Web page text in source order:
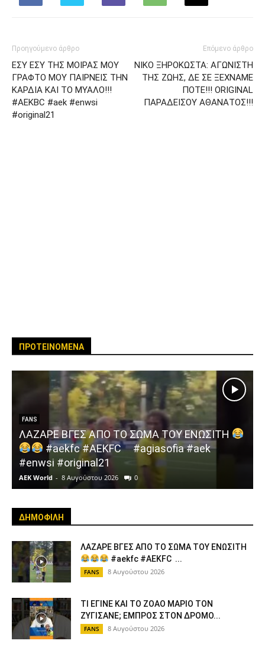
Προηγούμενο άρθρο
ΕΣΥ ΕΣΥ ΤΗΣ ΜΟΙΡΑΣ ΜΟΥ
ΓΡΑΦΤΟ ΜΟΥ ΠΑΙΡΝΕΙΣ ΤΗΝ
ΚΑΡΔΙΑ ΚΑΙ ΤΟ ΜΥΑΛΟ!!!
#AEKBC #aek #enwsi
#original21
Επόμενο άρθρο
ΝΙΚΟ ΞΗΡΟΚΩΣΤΑ: ΑΓΩΝΙΣΤΗ
ΤΗΣ ΖΩΗΣ, ΔΕ ΣΕ ΞΕΧΝΑΜΕ
ΠΟΤΕ!!! ORIGINAL
ΠΑΡΑΔΕΙΣΟΥ ΑΘΑΝΑΤΟΣ!!!
ΠΡΟΤΕΙΝΟΜΕΝΑ
FANS
ΛΑΖΑΡΕ ΒΓΕΣ ΑΠΟ ΤΟ ΣΩΜΑ ΤΟΥ ΕΝΩΣΙΤΗ
#aekfc #AEKFC ​ ​ #agiasofia #aek
#enwsi #original21
AEK World - 8 Αυγούστου 2026 0
ΔΗΜΟΦΙΛΗ
ΛΑΖΑΡΕ ΒΓΕΣ ΑΠΟ ΤΟ ΣΩΜΑ ΤΟΥ ΕΝΩΣΙΤΗ
#aekfc #AEKFC ​...
FANS 8 Αυγούστου 2026
ΤΙ ΕΓΙΝΕ ΚΑΙ ΤΟ ΖΟΑΟ ΜΑΡΙΟ ΤΟΝ
ΖΥΓΙΣΑΝΕ; ΕΜΠΡΟΣ ΣΤΟΝ ΔΡΟΜΟ...
FANS 8 Αυγούστου 2026